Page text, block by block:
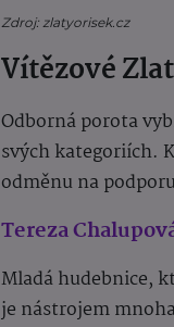
Zdroj: zlatyorisek.cz
Vítězové
Odborná porota
svých kategoriích.
odměnu na
Tereza
Mladá hudebnice,
je nástrojem